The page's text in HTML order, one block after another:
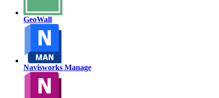
GeoWall
Navisworks Manage